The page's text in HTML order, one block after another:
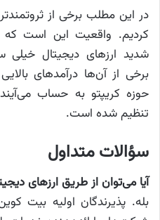
در این مطلب برخی از
کردیم. واقعیت این است که
شدید ارزهای دیجیتال خیلی
برخی از آن‌ها درآمدهای
تنظیم شده است.
سؤالات متداول
آیا می‌توان از طریق ارزهای
بله. پذیرندگان اولیه بیت